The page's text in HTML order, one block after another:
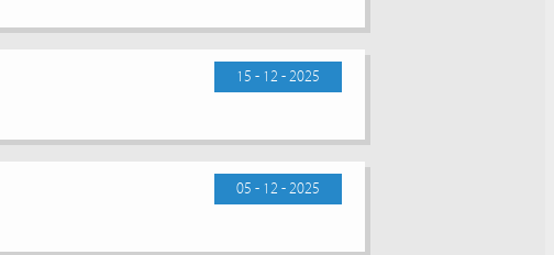
15 - 12 - 2025
05 - 12 - 2025